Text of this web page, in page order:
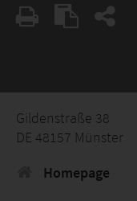
Gildenstraße 38
DE 48157 Münster
Homepage